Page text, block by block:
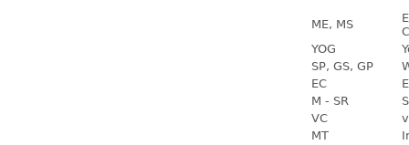
ME, MS
YOG
SP, GS, GP
EC
M - SR
VC
MT